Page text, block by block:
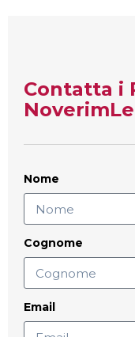
Contatta i
Nome
Cognome
Email